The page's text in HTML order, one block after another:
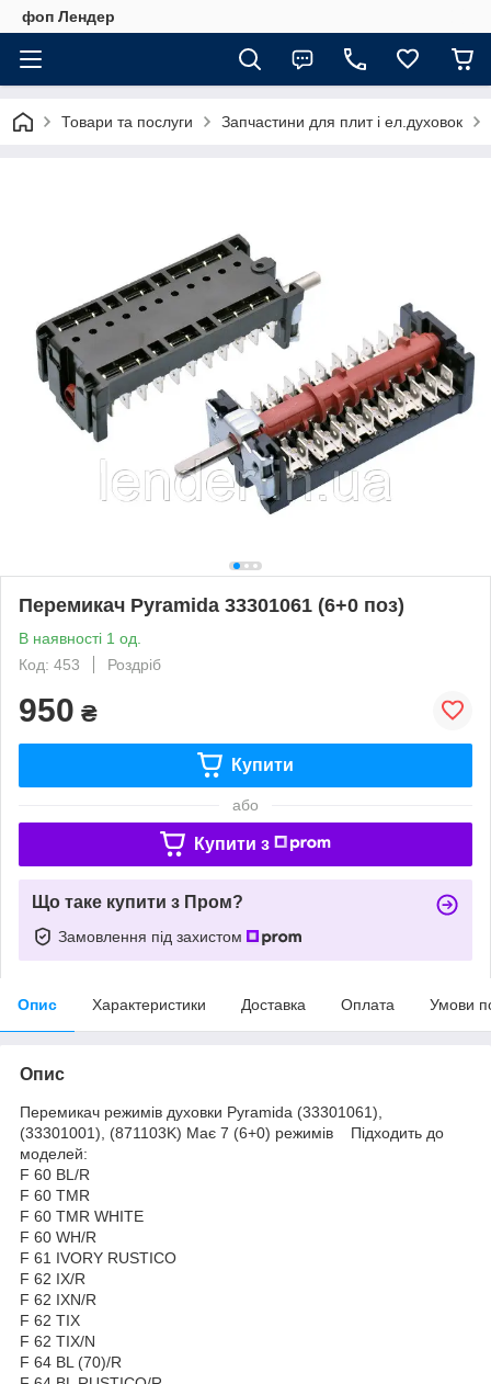
фоп Лендер
Товари та послуги Запчастини для плит і ел.духовок
Перемикач Pyramida 33301061 (6+0 поз)
В наявності 1 од.
Код: 453
Роздріб
950 ₴
Купити
або
Купити з
Що таке купити з Пром?
Замовлення під захистом
Опис Характеристики Доставка Оплата Умови
Опис
Перемикач режимів духовки Pyramida (33301061),
(33301001), (871103K) Має 7 (6+0) режимів Підходить до
моделей:
F 60 BL/R
F 60 TMR
F 60 TMR WHITE
F 60 WH/R
F 61 IVORY RUSTICO
F 62 IX/R
F 62 IXN/R
F 62 TIX
F 62 TIX/N
F 64 BL (70)/R